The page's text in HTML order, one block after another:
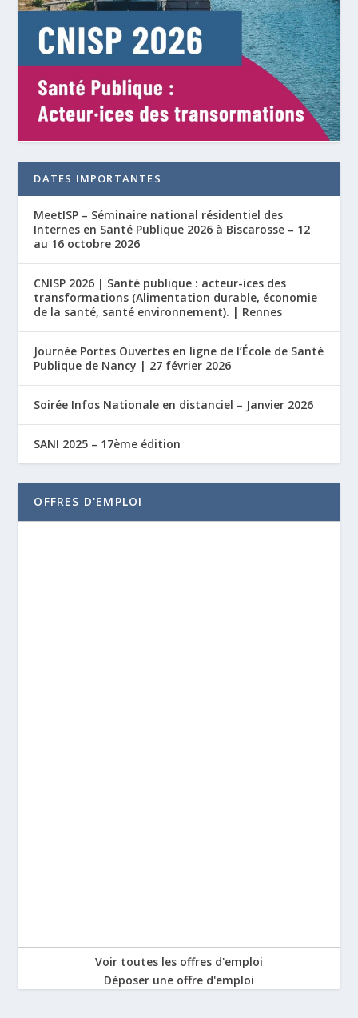
DATES IMPORTANTES
MeetISP – Séminaire national résidentiel des
Internes en Santé Publique 2026 à Biscarosse – 12
au 16 octobre 2026
CNISP 2026 | Santé publique : acteur-ices des
transformations (Alimentation durable, économie
de la santé, santé environnement). | Rennes
Journée Portes Ouvertes en ligne de l’École de Santé
Publique de Nancy | 27 février 2026
Soirée Infos Nationale en distanciel – Janvier 2026
SANI 2025 – 17ème édition
OFFRES D'EMPLOI
Voir toutes les offres d'emploi
Déposer une offre d'emploi